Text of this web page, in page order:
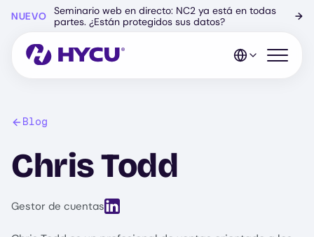
principal
NUEVO
Seminario web en directo: NC2 ya está en todas
partes. ¿Están protegidos sus datos?
→
Abrir el
Blog
Chris Todd
Gestor de cuentasView LinkedIn profile for Chris Todd